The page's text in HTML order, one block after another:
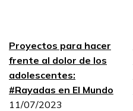
Proyectos para hacer
frente al dolor de los
adolescentes:
#Rayadas en El Mundo
11/07/2023